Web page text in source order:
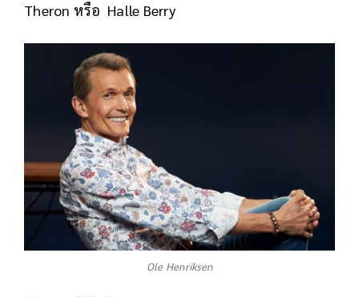
Theron หรือ Halle Berry
Ole Henriksen